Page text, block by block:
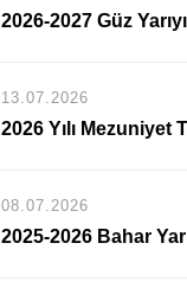
2026-2027 Güz
13.07.2026
2026 Yılı Mezuniyet
08.07.2026
2025-2026 Bahar